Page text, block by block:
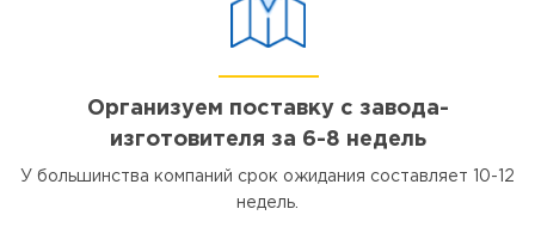
Организуем поставку с завода-
изготовителя за 6-8 недель
У большинства компаний срок ожидания составляет 10-12
недель.